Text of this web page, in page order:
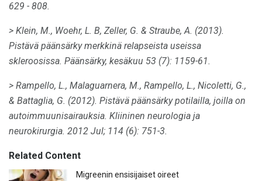
629 - 808.
> Klein, M., Woehr, L. B, Zeller, G. & Straube, A. (2013).
Pistävä päänsärky merkkinä relapseista useissa
skleroosissa. Päänsärky, kesäkuu 53 (7): 1159-61.
> Rampello, L., Malaguarnera, M., Rampello, L., Nicoletti, G.,
& Battaglia, G. (2012). Pistävä päänsärky potilailla, joilla on
autoimmuunisairauksia. Kliininen neurologia ja
neurokirurgia. 2012 Jul; 114 (6): 751-3.
Related Content
Migreenin ensisijaiset oireet